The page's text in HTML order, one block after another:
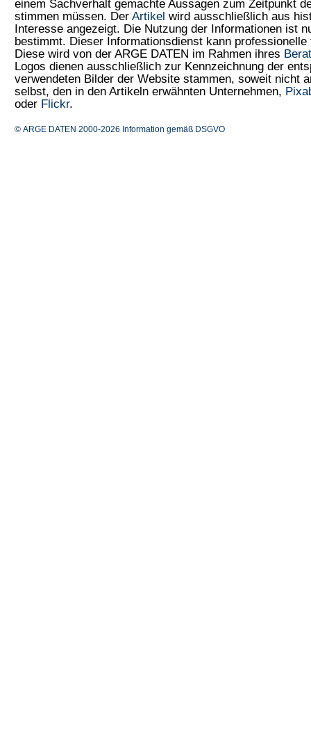
einem Sachverhalt gemachte Aussagen zum Zeitpunkt
stimmen müssen. Der Artikel wird ausschließlich aus
Interesse angezeigt. Die Nutzung der Informationen ist
bestimmt. Dieser Informationsdienst kann
Diese wird von der ARGE DATEN im Rahmen ihres
Logos dienen ausschließlich zur Kennzeichnung der
verwendeten Bilder der Website stammen, soweit nicht
selbst, den in den Artikeln erwähnten Unternehmen,
oder Flickr.
© ARGE DATEN 2000-2026 Information gemäß DSGVO